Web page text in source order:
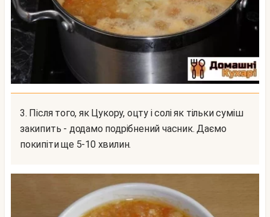
3. Після того, як Цукору, оцту і солі як тільки суміш
закипить - додамо подрібнений часник. Даємо
покипіти ще 5-10 хвилин.